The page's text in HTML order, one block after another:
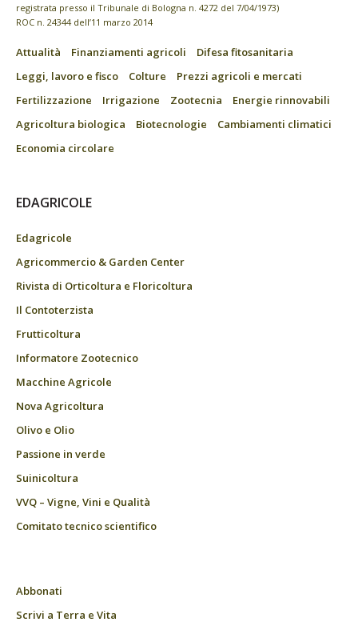
registrata presso il Tribunale di Bologna n. 4272 del 7/04/1973)
ROC n. 24344 dell’11 marzo 2014
Attualità Finanziamenti agricoli
Difesa fitosanitaria
Leggi, lavoro e fisco
Colture
Prezzi agricoli e mercati
Fertilizzazione
Irrigazione Zootecnia
Energie rinnovabili
Agricoltura biologica
Biotecnologie
Cambiamenti climatici
Economia circolare
EDAGRICOLE
Edagricole
Agricommercio & Garden Center
Rivista di Orticoltura e Floricoltura
Il Contoterzista
Frutticoltura
Informatore Zootecnico
Macchine Agricole
Nova Agricoltura
Olivo e Olio
Passione in verde
Suinicoltura
VVQ – Vigne, Vini e Qualità
Comitato tecnico scientifico
Abbonati
Scrivi a Terra e Vita